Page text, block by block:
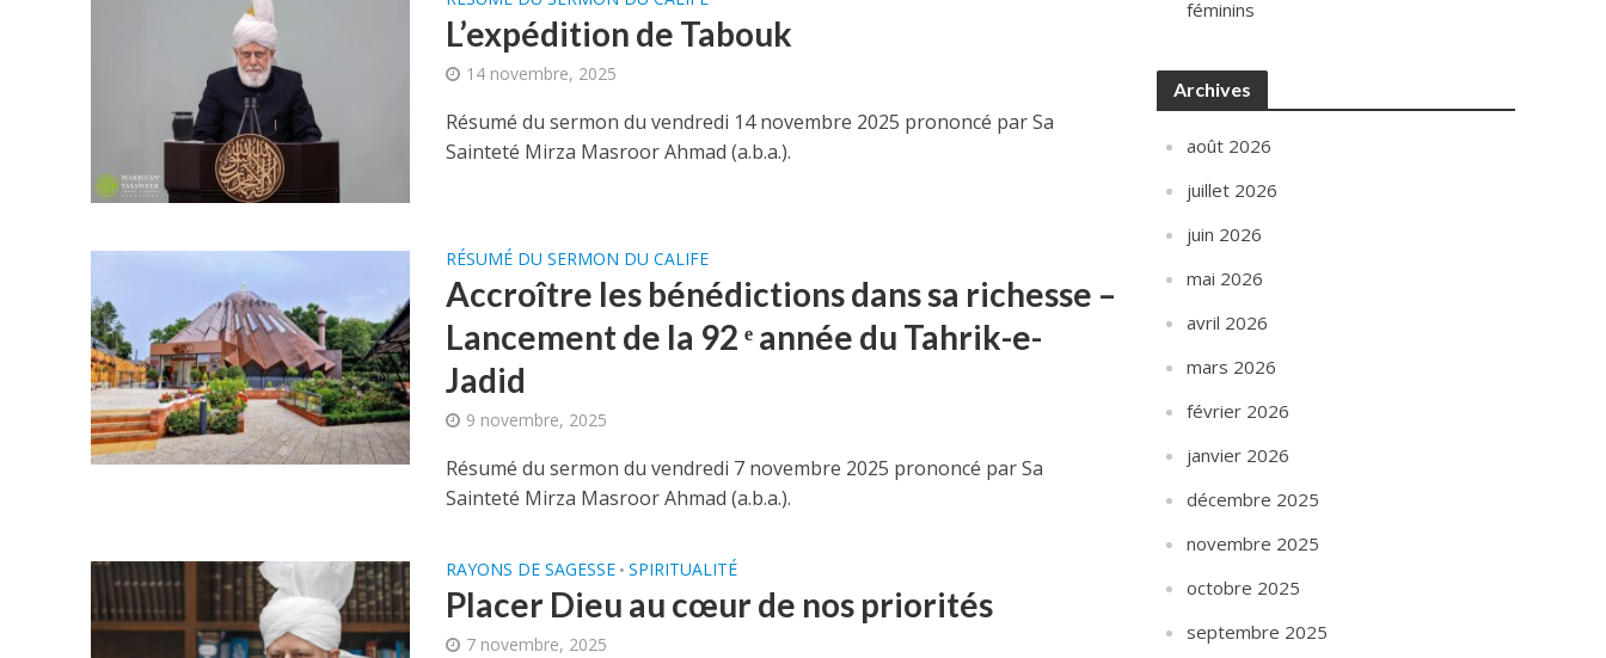
L’expédition de Tabouk
14 novembre, 2025
Résumé du sermon du vendredi 14 novembre 2025 prononcé par Sa
Sainteté Mirza Masroor Ahmad (a.b.a.).
RÉSUMÉ DU SERMON DU CALIFE
Accroître les bénédictions dans sa richesse –
Lancement de la 92 ᵉ année du Tahrik-e-
Jadid
9 novembre, 2025
Résumé du sermon du vendredi 7 novembre 2025 prononcé par Sa
Sainteté Mirza Masroor Ahmad (a.b.a.).
RAYONS DE SAGESSE • SPIRITUALITÉ
Placer Dieu au cœur de nos priorités
7 novembre, 2025
féminins
Archives
août 2026
juillet 2026
juin 2026
mai 2026
avril 2026
mars 2026
février 2026
janvier 2026
décembre 2025
novembre 2025
octobre 2025
septembre 2025